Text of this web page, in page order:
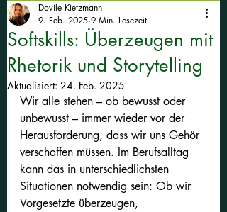
Softskills: Überzeugen mit
Rhetorik und Storytelling
Dovile Kietzmann
9. Feb. 2025 9 Min. Lesezeit
Aktualisiert: 24. Feb. 2025
Wir alle stehen – ob bewusst oder
unbewusst – immer wieder vor der
Herausforderung, dass wir uns Gehör
verschaffen müssen. Im Berufsalltag
kann das in unterschiedlichsten
Situationen notwendig sein: Ob wir
Vorgesetzte überzeugen,